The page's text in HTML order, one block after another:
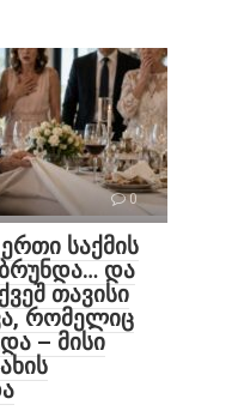
0
საქმის
და
თავისი
რომელიც
– მისი